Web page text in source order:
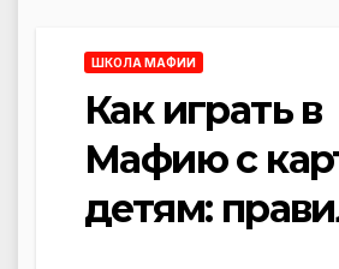
ШКОЛА МАФИИ
Как играть в
Мафию с
детям: